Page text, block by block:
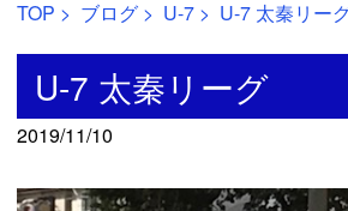
TOP > ブログ > U-7 > U-7 太秦リー
U-7 太秦リーグ
2019/11/10